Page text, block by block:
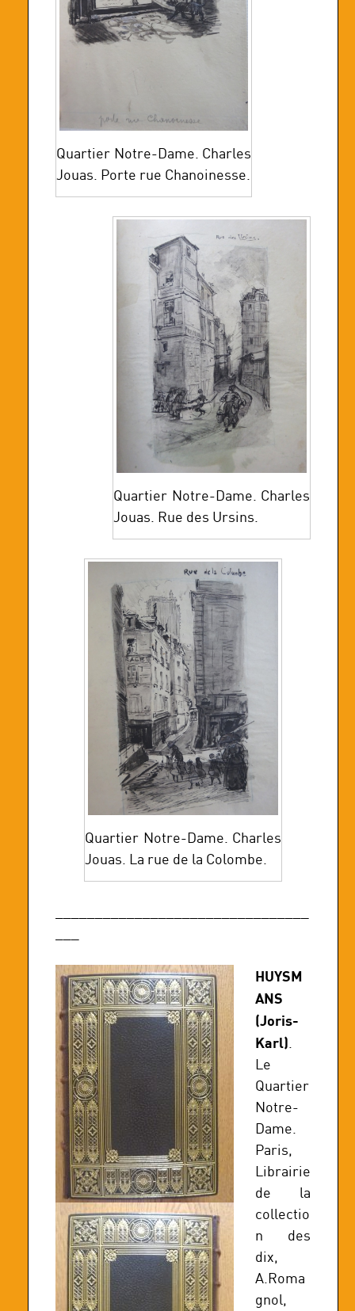
Quartier Notre-Dame. Charles
Jouas. Porte rue Chanoinesse.
Quartier Notre-Dame. Charles
Jouas. Rue des Ursins.
Quartier Notre-Dame. Charles
Jouas. La rue de la Colombe.
HUYSM
ANS
(Joris-
Karl).
Le
Quartier
Notre-
Dame.
Paris,
Librairie
de la
collectio
n des
dix,
A.Roma
gnol,